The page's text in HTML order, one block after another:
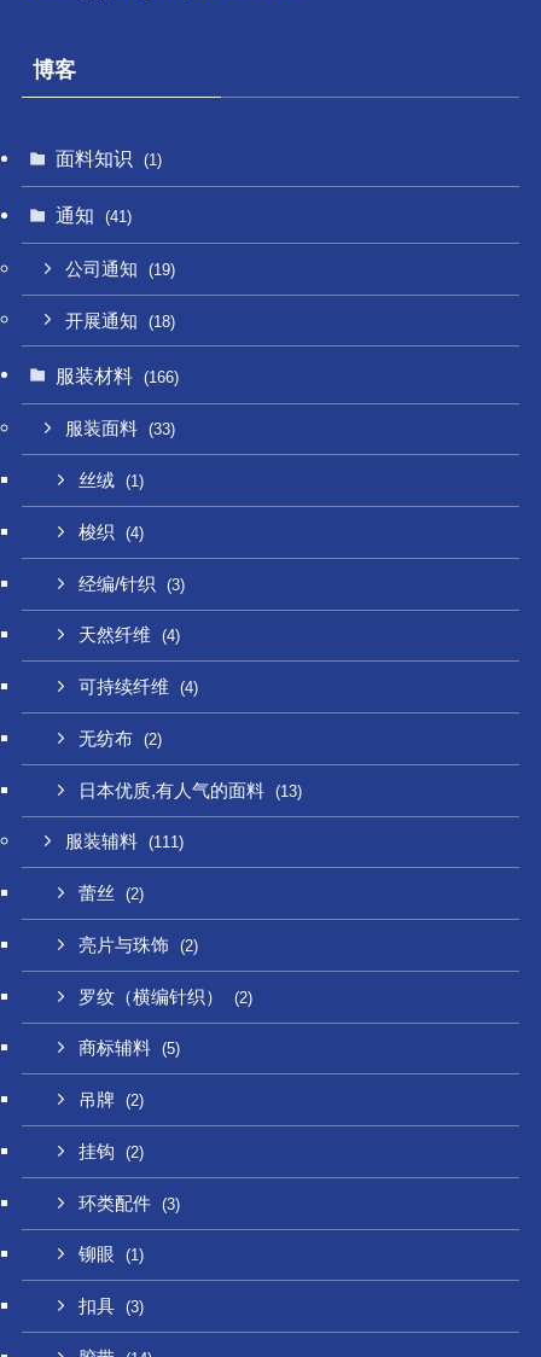
博客
面料知识 (1)
通知 (41)
公司通知 (19)
开展通知 (18)
服装材料 (166)
服装面料 (33)
丝绒 (1)
梭织 (4)
经编/针织 (3)
天然纤维 (4)
可持续纤维 (4)
无纺布 (2)
日本优质,有人气的面料 (13)
服装辅料 (111)
蕾丝 (2)
亮片与珠饰 (2)
罗纹（横编针织） (2)
商标辅料 (5)
吊牌 (2)
挂钩 (2)
环类配件 (3)
铆眼 (1)
扣具 (3)